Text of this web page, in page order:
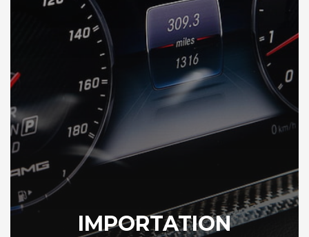
IMPORTATION